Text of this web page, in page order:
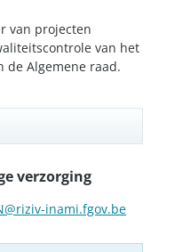
van projecten
van het
de Algemene raad.
verzorging
inami.fgov.be